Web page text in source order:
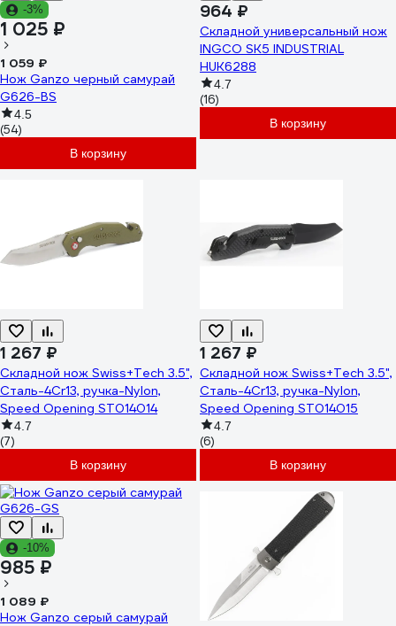
-3%
1 025 ₽
1 059 ₽
Нож Ganzo черный самурай
G626-BS
4.5
(54)
В корзину
964 ₽
Складной универсальный нож
INGCO SK5 INDUSTRIAL
HUK6288
4.7
(16)
В корзину
1 267 ₽
Складной нож Swiss+Tech 3.5",
Сталь-4Cr13, ручка-Nylon,
Speed Opening ST014014
4.7
(7)
В корзину
1 267 ₽
Складной нож Swiss+Tech 3.5",
Сталь-4Cr13, ручка-Nylon,
Speed Opening ST014015
4.7
(6)
В корзину
-10%
985 ₽
1 089 ₽
Нож Ganzo серый самурай